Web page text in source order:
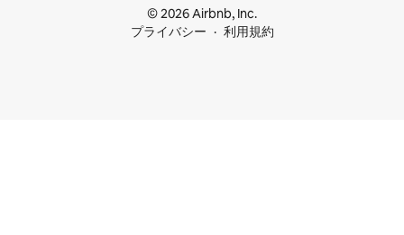
© 2026 Airbnb, Inc.
プライバシー
利用規約